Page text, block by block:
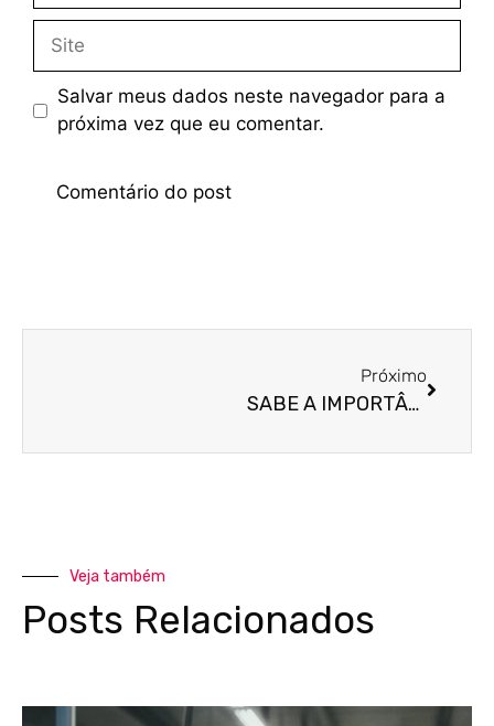
Salvar meus dados neste navegador para a
próxima vez que eu comentar.
Próximo
SABE A IMPORTÂNCIA DE UM CONTADOR ALIADO AO DEPARTAMENTO PESSOAL?
Veja também
Posts Relacionados